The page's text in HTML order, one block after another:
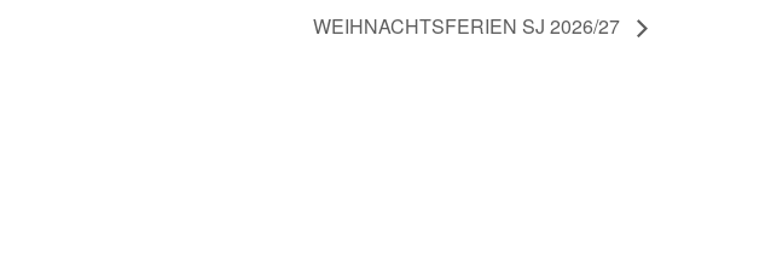
WEIHNACHTSFERIEN SJ 2026/27